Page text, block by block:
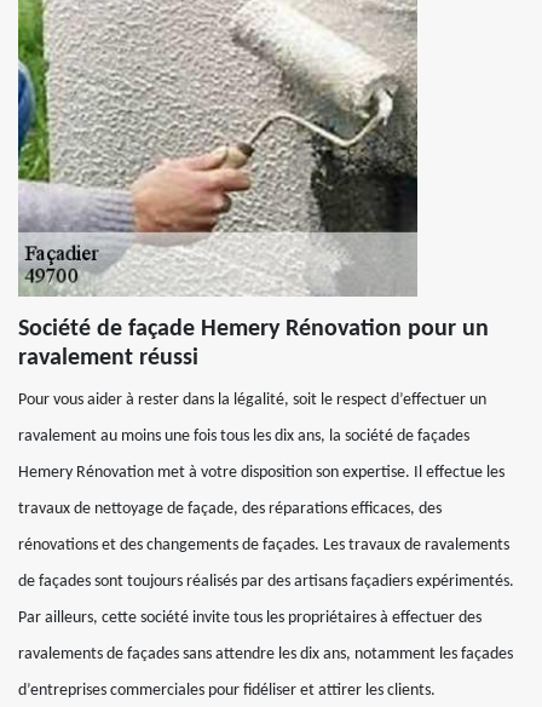
Société de façade Hemery Rénovation pour un
ravalement réussi
Pour vous aider à rester dans la légalité, soit le respect d’effectuer un
ravalement au moins une fois tous les dix ans, la société de façades
Hemery Rénovation met à votre disposition son expertise. Il effectue les
travaux de nettoyage de façade, des réparations efficaces, des
rénovations et des changements de façades. Les travaux de ravalements
de façades sont toujours réalisés par des artisans façadiers expérimentés.
Par ailleurs, cette société invite tous les propriétaires à effectuer des
ravalements de façades sans attendre les dix ans, notamment les façades
d’entreprises commerciales pour fidéliser et attirer les clients.